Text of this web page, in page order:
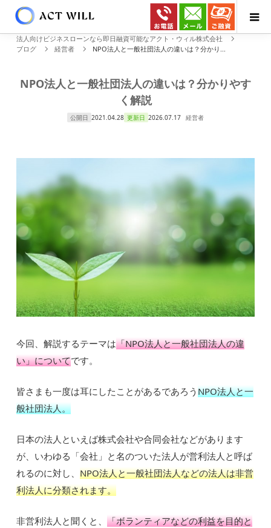
法人向けビジネスローンなら即日融資可能なアクト・ウィル株式会社
ブログ
経営者 NPO法人と一般社団法人の違いは？分かり...
NPO法人と一般社団法人の違いは？分かりやす
く解説
公開日 2021.04.28 更新日 2026.07.17 経営者
今回、解説するテーマは「NPO法人と一般社団法人の違
い」についてです。
皆さまも一度は耳にしたことがあるであろうNPO法人と一
般社団法人。
日本の法人といえば株式会社や合同会社などがあります
が、いわゆる「会社」と名のついた法人が営利法人と呼ば
れるのに対し、NPO法人と一般社団法人などの法人は非営
利法人に分類されます。
非営利法人と聞くと、「ボランティアなどの利益を目的と